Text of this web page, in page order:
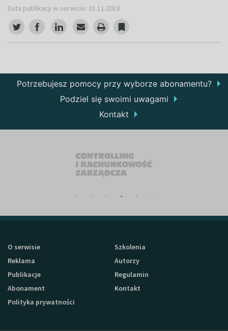
Data publikacji w serwisie: 01.11.2018
Potrzebujesz pomocy przy wyborze abonamentu?
Podziel się swoimi uwagami
Kontakt
O serwisie
Szkolenia
Reklama
Autorzy
Publikacje
Regulamin
Abonament
Kontakt
Polityka prywatności